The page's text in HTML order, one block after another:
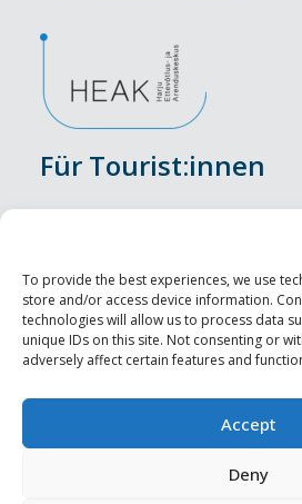
To provide the best experiences, we use
store and/or access device information.
technologies will allow us to process data
unique IDs on this site. Not consenting or
adversely affect certain features and
Accept
Deny
Für Tourist:innen
Unterkunft
Genusserlebnisse
Sehenswürdigkeiten
Für Tourismusprofis